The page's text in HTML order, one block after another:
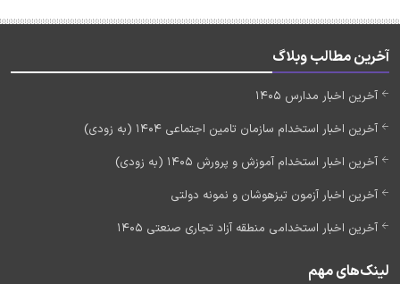
آخرین مطالب وبلاگ
آخرین اخبار مدارس 1405
آخرین اخبار استخدام سازمان تامین اجتماعی 1404 (به زودی)
آخرین اخبار استخدام آموزش و پرورش 1405 (به زودی)
آخرین اخبار آزمون تیزهوشان و نمونه دولتی
آخرین اخبار استخدامی منطقه آزاد تجاری صنعتی 1405
لینک‌های مهم